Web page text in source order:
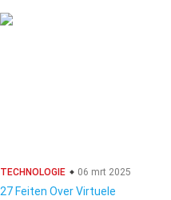
TECHNOLOGIE 06 mrt 2025
27 Feiten Over Virtuele